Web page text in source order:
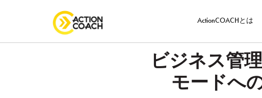
ActionCOACHとは
ビジネス管
モードへ